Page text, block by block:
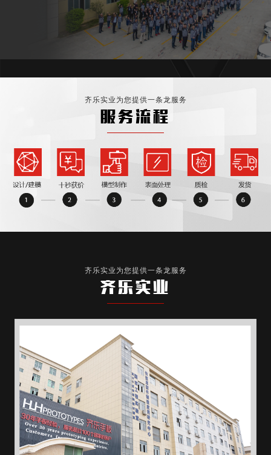
齐乐实业为您提供一条龙服务
服务流程
齐乐实业为您提供一条龙服务
齐乐实业